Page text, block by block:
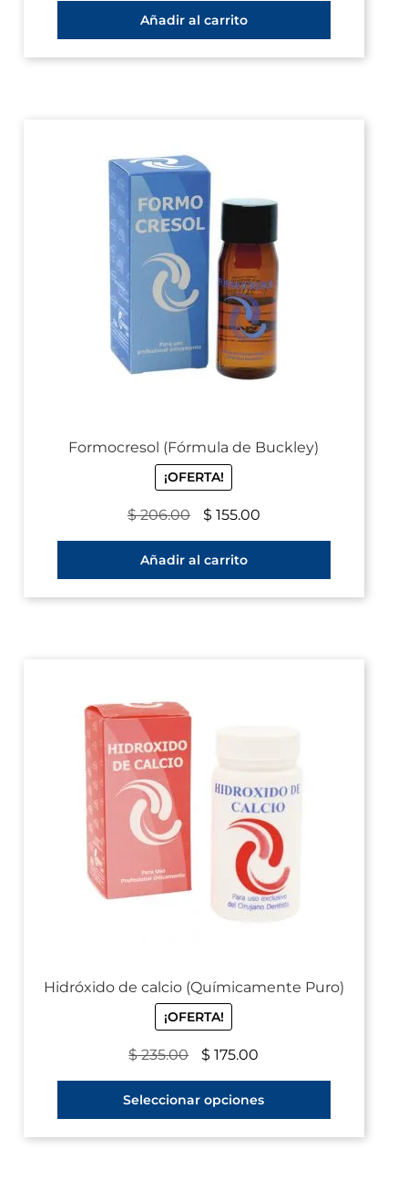
Añadir al carrito
Formocresol (Fórmula de Buckley)
¡OFERTA!
$206.00 $ 155.00
Añadir al carrito
Hidróxido de calcio (Químicamente Puro)
¡OFERTA!
$235.00 $ 175.00
Seleccionar opciones